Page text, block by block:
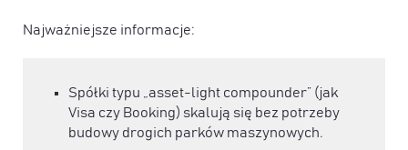
Najważniejsze informacje:
Spółki typu „asset-light compounder” (jak
Visa czy Booking) skalują się bez potrzeby
budowy drogich parków maszynowych.